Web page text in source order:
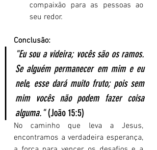
compaixão para as pessoas ao
seu redor.
Conclusão:
"Eu sou a videira; vocês são os ramos.
Se alguém permanecer em mim e eu
nele, esse dará muito fruto; pois sem
mim vocês não podem fazer coisa
alguma." (João 15:5)
No caminho que leva a Jesus,
encontramos a verdadeira esperança,